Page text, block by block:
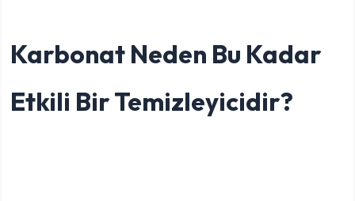
Karbonat Neden Bu Kadar
Etkili Bir Temizleyicidir?